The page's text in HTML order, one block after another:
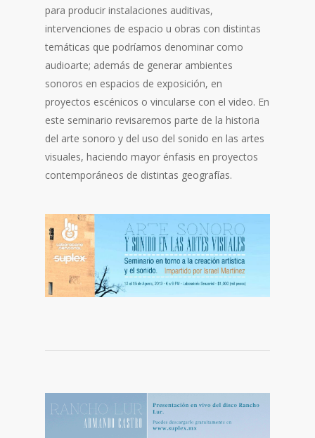
para producir instalaciones auditivas,
intervenciones de espacio u obras con distintas
temáticas que podríamos denominar como
audioarte; además de generar ambientes
sonoros en espacios de exposición, en
proyectos escénicos o vincularse con el video. En
este seminario revisaremos parte de la historia
del arte sonoro y del uso del sonido en las artes
visuales, haciendo mayor énfasis en proyectos
contemporáneos de distintas geografías.